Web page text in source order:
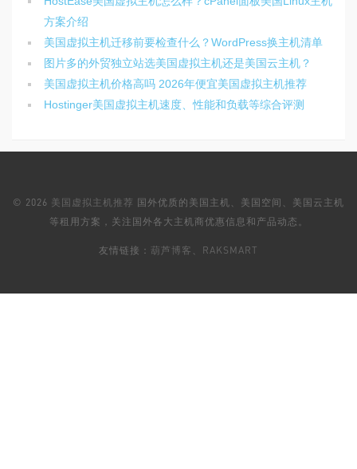
方案介绍
美国虚拟主机迁移前要检查什么？WordPress换主机清单
图片多的外贸独立站选美国虚拟主机还是美国云主机？
美国虚拟主机价格高吗 2026年便宜美国虚拟主机推荐
Hostinger美国虚拟主机速度、性能和负载等综合评测
© 2026 美国虚拟主机推荐 国外优质的美国主机、美国空间、美国云主机
等租用方案，关注国外各大主机商优惠信息和产品动态。
友情链接： 葫芦博客 RAKSMART